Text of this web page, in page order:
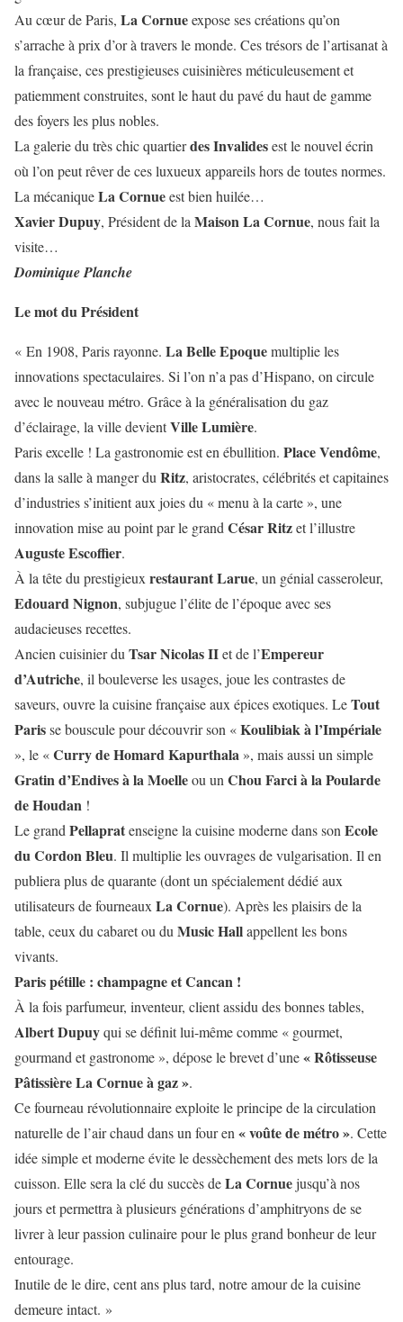
Au cœur de Paris, La Cornueexpose ses créations qu’on
s’arrache à prix d’or à travers le monde. Ces trésors de l’artisanat à
la française, ces prestigieuses cuisinières méticuleusement et
patiemment construites, sont le haut du pavé du haut de gamme
des foyers les plus nobles.
La galerie du très chic quartierdes Invalidesest le nouvel écrin
où l’on peut rêver de ces luxueux appareils hors de toutes normes.
La mécaniqueLa Cornueest bien huilée…
Xavier Dupuy, Président de la Maison La Cornue, nous fait la
visite…
Dominique Planche
Le mot du Président
« En 1908, Paris rayonne. La Belle Epoquemultiplie les
innovations spectaculaires. Si l’on n’a pas d’Hispano, on circule
avec le nouveau métro. Grâce à la généralisation du gaz
d’éclairage, la ville devientVille Lumière.
Paris excelle ! La gastronomie est en ébullition. Place Vendôme,
dans la salle à manger du Ritz, aristocrates, célébrités et capitaines
d’industries s’initient aux joies du « menu à la carte », une
innovation mise au point par le grand César Ritzet l’illustre
Auguste Escoffier.
À la tête du prestigieux restaurant Larue, un génial casseroleur,
Edouard Nignon, subjugue l’élite de l’époque avec ses
audacieuses recettes.
Ancien cuisinier du Tsar Nicolas IIet de l’Empereur
d’Autriche, il bouleverse les usages, joue les contrastes de
saveurs, ouvre la cuisine française aux épices exotiques. LeTout
Parisse bouscule pour découvrir son «Koulibiak à l’Impériale
», le «Curry de Homard Kapurthala », mais aussi un simple
Gratin d’Endives à la Moelleou un Chou Farci à la Poularde
de Houdan !
Le grand Pellapratenseigne la cuisine moderne dans son Ecole
du Cordon Bleu. Il multiplie les ouvrages de vulgarisation. Il en
publiera plus de quarante (dont un spécialement dédié aux
utilisateurs de fourneaux La Cornue). Après les plaisirs de la
table, ceux du cabaret ou du Music Hallappellent les bons
vivants.
Paris pétille : champagne et Cancan !
À la fois parfumeur, inventeur, client assidu des bonnes tables,
Albert Dupuyqui se définit lui-même comme « gourmet,
gourmand et gastronome », dépose le brevet d’une« Rôtisseuse
Pâtissière La Cornue à gaz ».
Ce fourneau révolutionnaire exploite le principe de la circulation
naturelle de l’air chaud dans un four en « voûte de métro ». Cette
idée simple et moderne évite le dessèchement des mets lors de la
cuisson. Elle sera la clé du succès deLa Cornuejusqu’à nos
jours et permettra à plusieurs générations d’amphitryons de se
livrer à leur passion culinaire pour le plus grand bonheur de leur
entourage.
Inutile de le dire, cent ans plus tard, notre amour de la cuisine
demeure intact. »